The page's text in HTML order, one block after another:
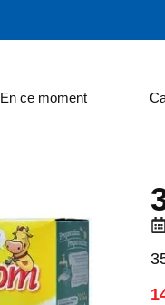
En ce moment